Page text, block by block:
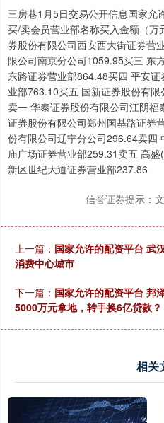
三房巷1月5日交易公开信息国家允
买/卖会员营业部名称买入金额（
券股份有限公司西安西大街证券营
限公司南京分公司1059.95买三 东
东路证券营业部864.48买四 平安
业部763.10买五 国新证券股份有
卖一 华泰证券股份有限公司江阴
证券股份有限公司郑州国基路证券
份有限公司辽宁分公司296.64卖四
庙广场证券营业部259.31卖五 高
新区世纪大道证券营业部237.86
信誉证券提示：
上一篇： 国家允许的配资平台 武
消费中心城市
下一篇： 国家允许的配资平台 邦
5000万元拿地，转手换6亿贷款？
相关